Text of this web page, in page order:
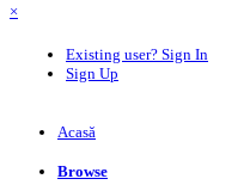
×
Existing user? Sign In
Sign Up
Acasă
Browse